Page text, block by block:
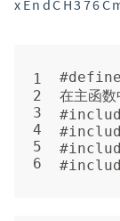
1
2
3
4
5
6
#define
在主函数
#
#
#
#